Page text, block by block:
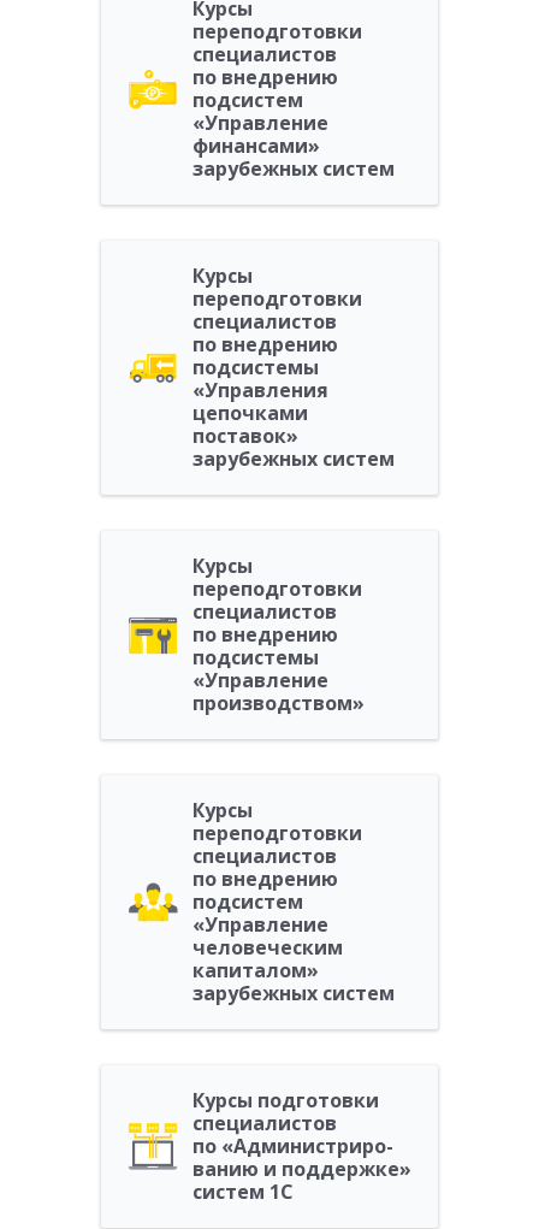
Курсы
переподготовки
специалистов
по внедрению
подсистем
«Управление
финансами»
зарубежных систем
Курсы
переподготовки
специалистов
по внедрению
подсистемы
«Управления
цепочками
поставок»
зарубежных систем
Курсы
переподготовки
специалистов
по внедрению
подсистемы
«Управление
производством»
Курсы
переподготовки
специалистов
по внедрению
подсистем
«Управление
человеческим
капиталом»
зарубежных систем
Курсы подготовки
специалистов
по «Адми­ни­стриро­
ванию и поддержке»
систем 1С